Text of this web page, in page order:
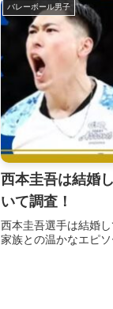
バレーボール男子
西本圭吾は結婚
いて調査！
西本圭吾選手は結婚
家族との温かなエピ